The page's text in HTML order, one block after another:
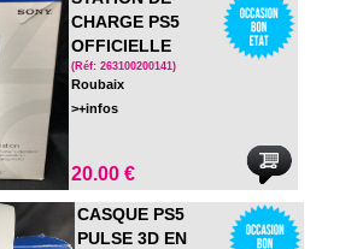
CHARGE PS5
OFFICIELLE
(Réf: 263100200141)
Roubaix
>+infos
20.00 €
CASQUE PS5
PULSE 3D EN